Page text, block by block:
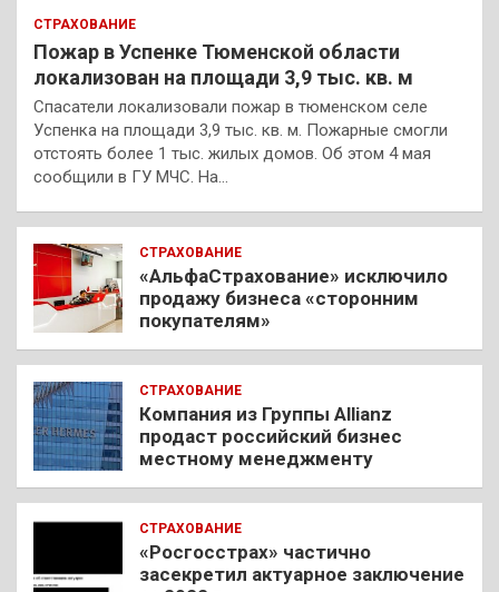
СТРАХОВАНИЕ
Пожар в Успенке Тюменской области
локализован на площади 3,9 тыс. кв. м
Спасатели локализовали пожар в тюменском селе
Успенка на площади 3,9 тыс. кв. м. Пожарные смогли
отстоять более 1 тыс. жилых домов. Об этом 4 мая
сообщили в ГУ МЧС. На…
СТРАХОВАНИЕ
«АльфаСтрахование» исключило
продажу бизнеса «сторонним
покупателям»
СТРАХОВАНИЕ
Компания из Группы Allianz
продаст российский бизнес
местному менеджменту
СТРАХОВАНИЕ
«Росгосстрах» частично
засекретил актуарное заключение